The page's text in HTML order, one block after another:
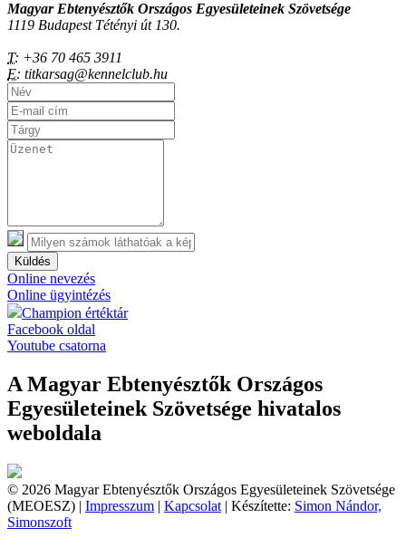
Magyar Ebtenyésztők Országos Egyesületeinek Szövetsége
1119 Budapest Tétényi út 130.
T: +36 70 465 3911
E: titkarsag@kennelclub.hu
Küldés
Online nevezés
Online ügyintézés
Champion értéktár
Facebook oldal
Youtube csatorna
A Magyar Ebtenyésztők Országos
Egyesületeinek Szövetsége hivatalos
weboldala
© 2026 Magyar Ebtenyésztők Országos Egyesületeinek Szövetsége
(MEOESZ) | Impresszum | Kapcsolat | Készítette: Simon Nándor,
Simonszoft